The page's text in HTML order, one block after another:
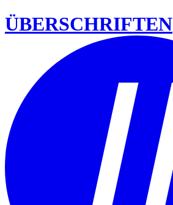
ÜBERSCHRIFTEN